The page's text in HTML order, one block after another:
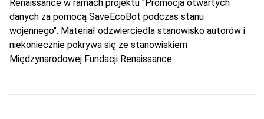
Renaissance w ramach projektu "Promocja otwartych
danych za pomocą SaveEcoBot podczas stanu
wojennego". Materiał odzwierciedla stanowisko autorów i
niekoniecznie pokrywa się ze stanowiskiem
Międzynarodowej Fundacji Renaissance.